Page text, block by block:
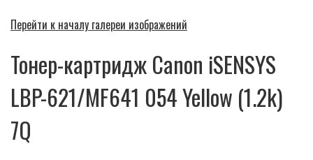
Перейти к началу галереи изображений
Тонер-картридж Canon iSENSYS
LBP-621/MF641 054 Yellow (1.2k)
7Q